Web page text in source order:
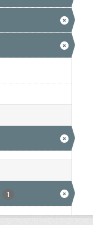
1